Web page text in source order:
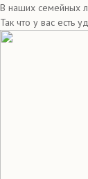
В наших семейных
Так что у вас есть